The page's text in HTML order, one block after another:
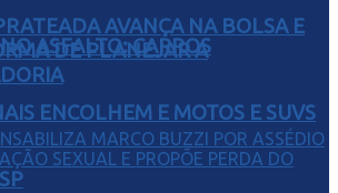
ASFALTO: CARROS
ENCOLHEM E MOTOS E SUVS
AVANÇA NA BOLSA E
DE PLANEJAR A